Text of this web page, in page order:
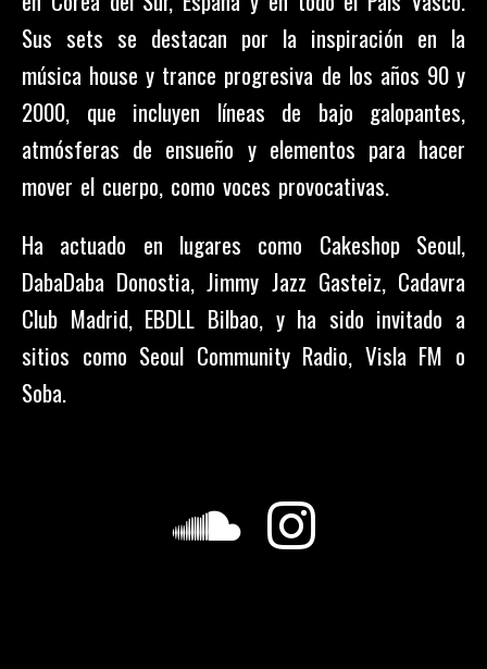
Sus sets se destacan por la inspiración en la
música house y trance progresiva de los años 90 y
2000, que incluyen líneas de bajo galopantes,
atmósferas de ensueño y elementos para hacer
mover el cuerpo, como voces provocativas.
Ha actuado en lugares como Cakeshop Seoul,
DabaDaba Donostia, Jimmy Jazz Gasteiz, Cadavra
Club Madrid, EBDLL Bilbao, y ha sido invitado a
sitios como Seoul Community Radio, Visla FM o
Soba.